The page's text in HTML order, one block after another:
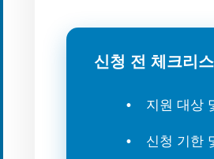
신청 전 체크리
지원 대상
신청 기한